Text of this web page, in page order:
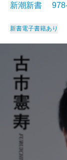
新潮新書
新書電子書籍あり